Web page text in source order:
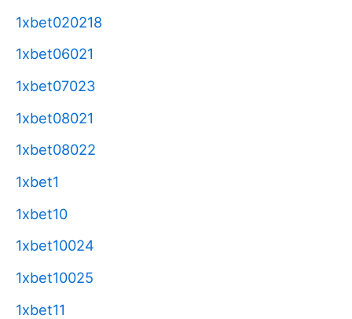
1xbet020218
1xbet06021
1xbet07023
1xbet08021
1xbet08022
1xbet1
1xbet10
1xbet10024
1xbet10025
1xbet11